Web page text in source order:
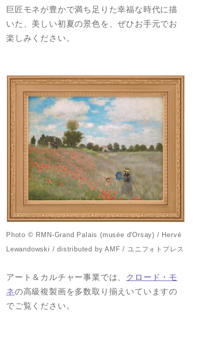
巨匠モネが豊かで満ち足りた幸福な時代に描
いた、美しい初夏の景色を、ぜひお手元でお
楽しみください。
Photo © RMN-Grand Palais (musée d'Orsay) / Hervé
Lewandowski / distributed by AMF / ユニフォトプレス
アート＆カルチャー事業では、
クロード・モ
ネの高級複製画を多数取り揃えいていますの
でご覧ください。